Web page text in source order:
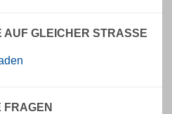
GLEICHER STRASSE
FRAGEN